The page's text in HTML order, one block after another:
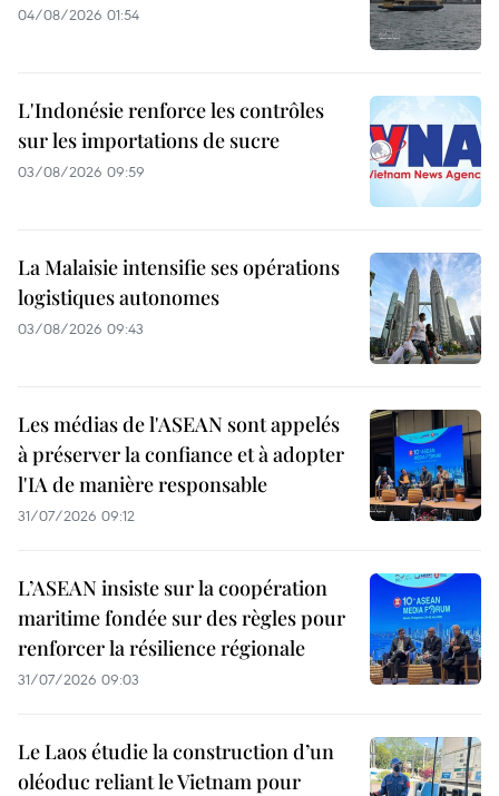
04/08/2026 01:54
L'Indonésie renforce les contrôles
sur les importations de sucre
03/08/2026 09:59
La Malaisie intensifie ses opérations
logistiques autonomes
03/08/2026 09:43
Les médias de l'ASEAN sont appelés
à préserver la confiance et à adopter
l'IA de manière responsable
31/07/2026 09:12
L’ASEAN insiste sur la coopération
maritime fondée sur des règles pour
renforcer la résilience régionale
31/07/2026 09:03
Le Laos étudie la construction d’un
oléoduc reliant le Vietnam pour